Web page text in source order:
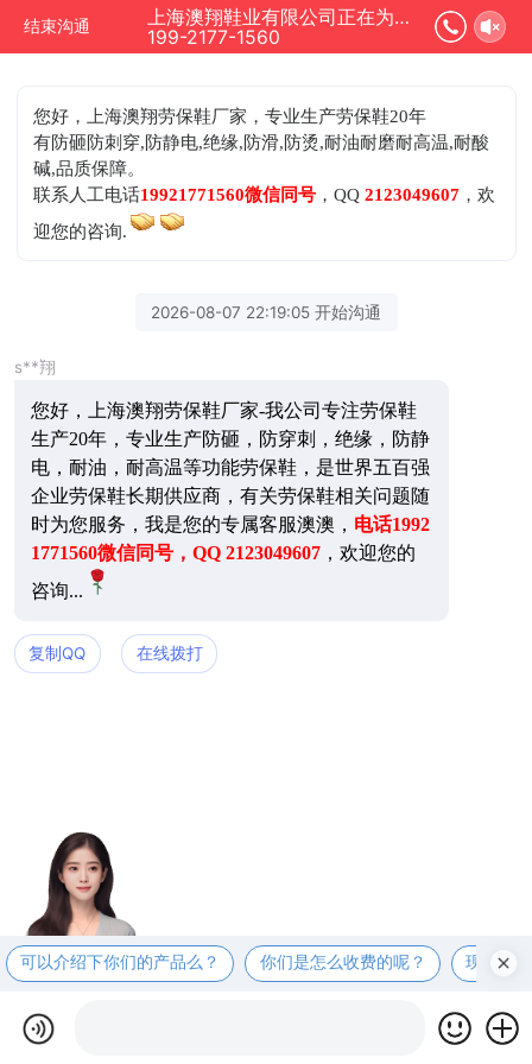
结束沟通
上海澳翔鞋业有限公司正在为您服务
199-2177-1560
您好，上海澳翔劳保鞋厂家，专业生产劳保鞋20年
有防砸防刺穿,防静电,绝缘,防滑,防烫,耐油耐磨耐高温,耐酸
碱,品质保障。
联系人工电话19921771560微信同号 ，QQ2123049607 ，欢
迎您的咨询.
2026-08-07 22:19:05 开始沟通
s**翔
您好，上海澳翔劳保鞋厂家-我公司专注劳保鞋
生产20年，专业生产防砸，防穿刺，绝缘，防静
电，耐油，耐高温等功能劳保鞋，是世界五百强
企业劳保鞋长期供应商，有关劳保鞋相关问题随
时为您服务，我是您的专属客服澳澳， 电话1992
1771560微信同号，QQ 2123049607，欢迎您的
咨询...
复制QQ 在线拨打
可以介绍下你们的产品么？ 你们是怎么收费的呢？ 现在有